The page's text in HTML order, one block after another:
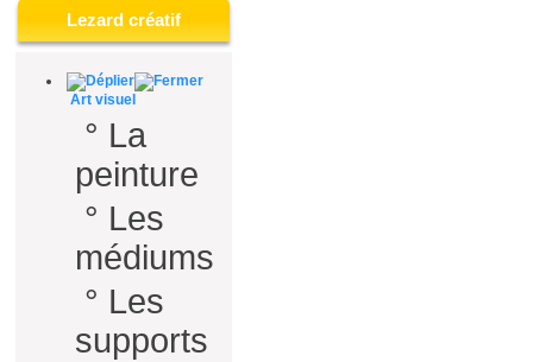
Lezard créatif
Art visuel
° La
peinture
° Les
médiums
° Les
supports